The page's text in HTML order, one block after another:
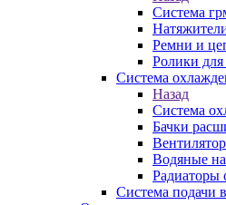
Система
Ремни и
Ролики
Система
Назад
Система
Бачки
Водяные
Радиаторы
Система подачи